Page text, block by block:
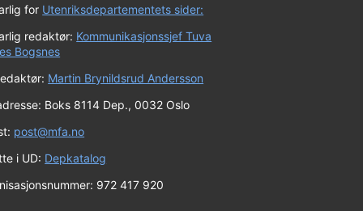
for Utenriksdepartementets sider:
redaktør: Kommunikasjonssjef Tuva
Bogsnes
Martin Brynildsrud Andersson
Boks 8114 Dep., 0032 Oslo
post@mfa.no
i UD: Depkatalog
972 417 920